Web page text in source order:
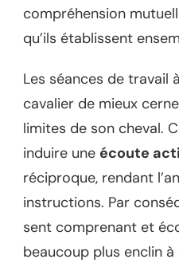
compréhension
qu’ils établissent
Les séances de travail
cavalier de mieux
limites de son cheval.
induire une écoute
réciproque, rendant
instructions. Par
sent comprenant et
beaucoup plus enclin